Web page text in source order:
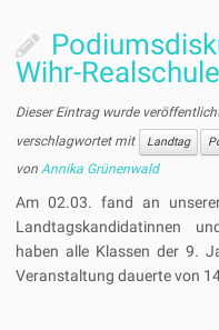
Wihr-
Dieser Eintrag wurde
verschlagwortet mit
Landtag
vonAnnika Grünenwald
Am 02.03. fand an
Landtagskandidatinnen
haben alle Klassen der 9.
Veranstaltung dauerte von